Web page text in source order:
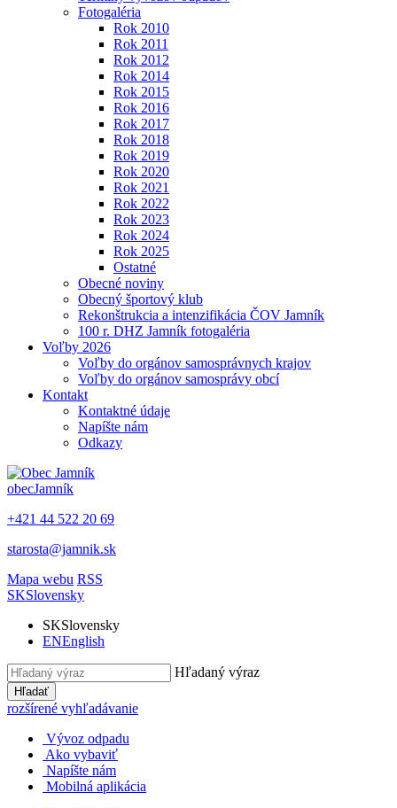
Fotogaléria
Rok 2010
Rok 2011
Rok 2012
Rok 2014
Rok 2015
Rok 2016
Rok 2017
Rok 2018
Rok 2019
Rok 2020
Rok 2021
Rok 2022
Rok 2023
Rok 2024
Rok 2025
Ostatné
Obecné noviny
Obecný športový klub
Rekonštrukcia a intenzifikácia ČOV Jamník
100 r. DHZ Jamník fotogaléria
Voľby 2026
Voľby do orgánov samosprávnych krajov
Voľby do orgánov samosprávy obcí
Kontakt
Kontaktné údaje
Napíšte nám
Odkazy
obecJamník
+421 44 522 20 69
starosta@jamnik.sk
Mapa webu RSS
SKSlovensky
SKSlovensky
ENEnglish
Hľadaný výraz
Hľadať
rozšírené vyhľadávanie
Vývoz odpadu
Ako vybaviť
Napíšte nám
Mobilná aplikácia